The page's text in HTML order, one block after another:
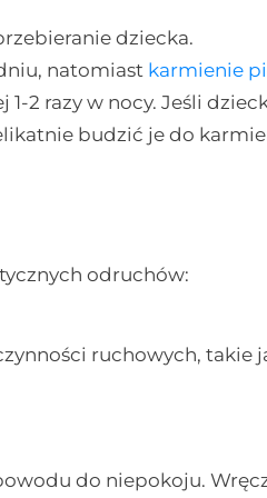
dziecka.
natomiast karmienie
2 razy w nocy. Jeśli
budzić je do
odruchów:
ruchowych, takie
do niepokoju.